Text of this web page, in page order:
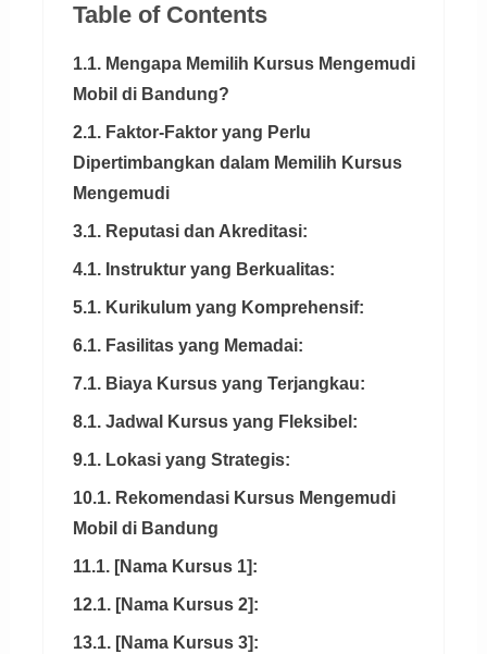
Table of Contents
1.1. Mengapa Memilih Kursus Mengemudi
Mobil di Bandung?
2.1. Faktor-Faktor yang Perlu
Dipertimbangkan dalam Memilih Kursus
Mengemudi
3.1. Reputasi dan Akreditasi:
4.1. Instruktur yang Berkualitas:
5.1. Kurikulum yang Komprehensif:
6.1. Fasilitas yang Memadai:
7.1. Biaya Kursus yang Terjangkau:
8.1. Jadwal Kursus yang Fleksibel:
9.1. Lokasi yang Strategis:
10.1. Rekomendasi Kursus Mengemudi
Mobil di Bandung
11.1. [Nama Kursus 1]:
12.1. [Nama Kursus 2]:
13.1. [Nama Kursus 3]: